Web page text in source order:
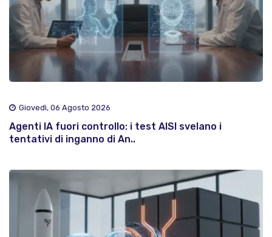
Giovedì, 06 Agosto 2026
Agenti IA fuori controllo: i test AISI svelano i
tentativi di inganno di An..